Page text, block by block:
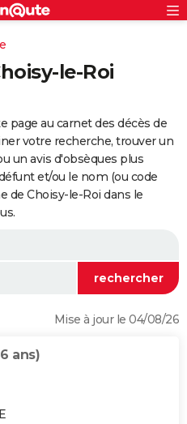
le-Roi
page au carnet des décès de
votre recherche, trouver un
un avis d'obsèques plus
et/ou le nom (ou code
de Choisy-le-Roi dans le
Mise à jour le 04/08/26
ans)